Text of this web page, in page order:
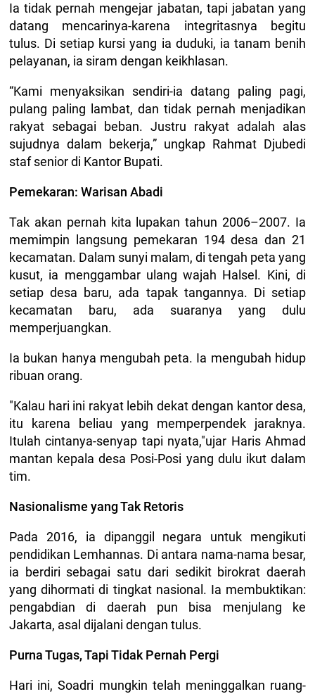
Ia tidak pernah mengejar jabatan, tapi jabatan yang
datang mencarinya-karena integritasnya begitu
tulus. Di setiap kursi yang ia duduki, ia tanam benih
pelayanan, ia siram dengan keikhlasan.
“Kami menyaksikan sendiri-ia datang paling pagi,
pulang paling lambat, dan tidak pernah menjadikan
rakyat sebagai beban. Justru rakyat adalah alas
sujudnya dalam bekerja,” ungkap Rahmat Djubedi
staf senior di Kantor Bupati.
Pemekaran: Warisan Abadi
Tak akan pernah kita lupakan tahun 2006–2007. Ia
memimpin langsung pemekaran 194 desa dan 21
kecamatan. Dalam sunyi malam, di tengah peta yang
kusut, ia menggambar ulang wajah Halsel. Kini, di
setiap desa baru, ada tapak tangannya. Di setiap
kecamatan baru, ada suaranya yang dulu
memperjuangkan.
Ia bukan hanya mengubah peta. Ia mengubah hidup
ribuan orang.
"Kalau hari ini rakyat lebih dekat dengan kantor desa,
itu karena beliau yang memperpendek jaraknya.
Itulah cintanya-senyap tapi nyata,"ujar Haris Ahmad
mantan kepala desa Posi-Posi yang dulu ikut dalam
tim.
Nasionalisme yang Tak Retoris
Pada 2016, ia dipanggil negara untuk mengikuti
pendidikan Lemhannas. Di antara nama-nama besar,
ia berdiri sebagai satu dari sedikit birokrat daerah
yang dihormati di tingkat nasional. Ia membuktikan:
pengabdian di daerah pun bisa menjulang ke
Jakarta, asal dijalani dengan tulus.
Purna Tugas, Tapi Tidak Pernah Pergi
Hari ini, Soadri mungkin telah meninggalkan ruang-